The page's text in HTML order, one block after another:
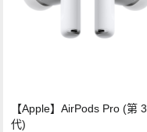
【Apple】AirPods Pro (第 3
代)